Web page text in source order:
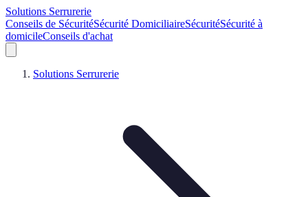
Solutions Serrurerie
Conseils de SécuritéSécurité DomiciliaireSécuritéSécurité à
domicileConseils d'achat
Solutions Serrurerie